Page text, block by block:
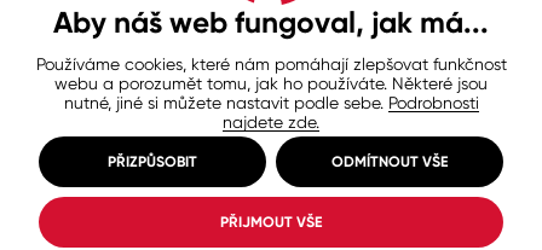
Ochrana osobních údajů
Zásady používání souborů cookie
Nastavení cookies
© Copyright 2026 COLORLAK
Created by inCUBE
Aby náš web fungoval, jak má...
Používáme cookies, které nám pomáhají zlepšovat funkčnost
webu a porozumět tomu, jak ho používáte. Některé jsou
nutné, jiné si můžete nastavit podle sebe. Podrobnosti
najdete zde.
PŘIZPŮSOBIT ODMÍTNOUT VŠE
PŘIJMOUT VŠE